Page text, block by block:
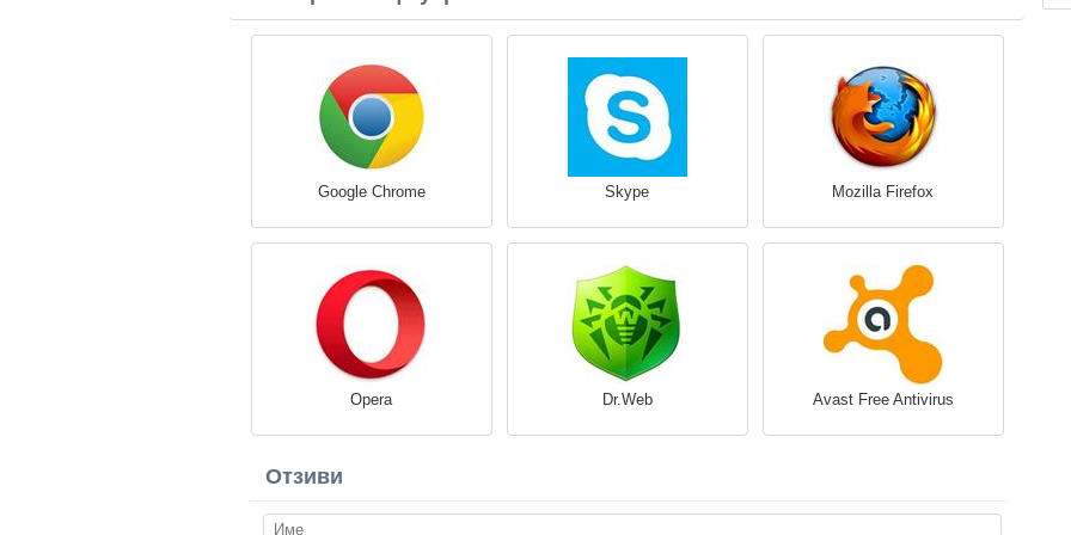
Google Chrome Skype Mozilla Firefox
Opera Dr.Web Avast Free Antivirus
Отзиви